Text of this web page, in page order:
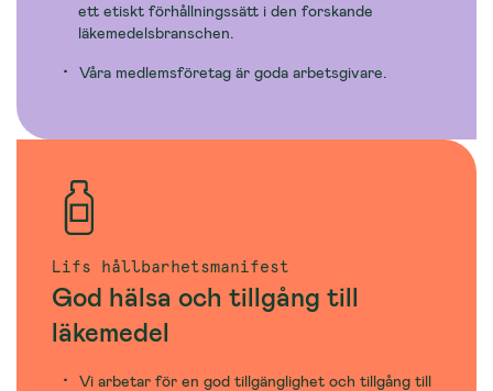
ett etiskt förhållningssätt i den forskande
läkemedelsbranschen.
Våra medlemsföretag är goda arbetsgivare.
Lifs hållbarhetsmanifest
God hälsa och tillgång till
läkemedel
Vi arbetar för en god tillgänglighet och tillgång till